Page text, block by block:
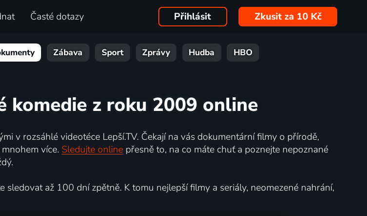
Časté dotazy Přihlásit Zkusit za 10 Kč
Zábava Sport Zprávy Hudba HBO
komedie z roku 2009 online
v rozsáhlé videotéce Lepší.TV. Čekají na vás dokumentární filmy o přírodě,
více. Sledujte onlinepřesně to, na co máte chuť a poznejte nepoznané
až 100 dní zpětně. K tomu nejlepší filmy a seriály, neomezené nahrání,